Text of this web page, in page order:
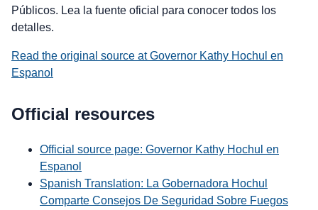
Públicos. Lea la fuente oficial para conocer todos los
detalles.
Read the original source at Governor Kathy Hochul en
Espanol
Official resources
Official source page: Governor Kathy Hochul en
Espanol
Spanish Translation: La Gobernadora Hochul
Comparte Consejos De Seguridad Sobre Fuegos